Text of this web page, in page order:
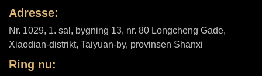
Adresse:
Nr. 1029, 1. sal, bygning 13, nr. 80 Longcheng Gade,
Xiaodian-distrikt, Taiyuan-by, provinsen Shanxi
Ring nu: